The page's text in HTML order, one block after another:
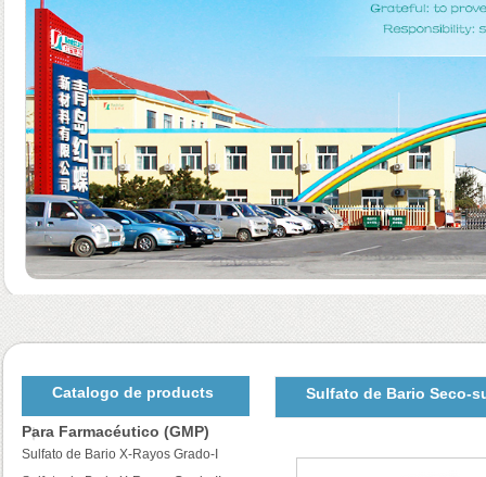
Catalogo de products
Para Farmacéutico (GMP)
Sulfato de Bario X-Rayos Grado-I
Sulfato de Bario Seco-